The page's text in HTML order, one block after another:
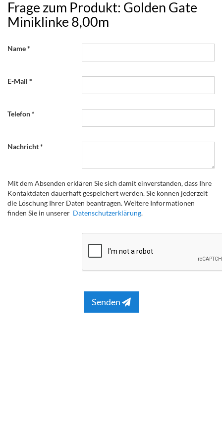
Frage zum Produkt: Golden Gate
Miniklinke 8,00m
Name
E-Mail
Telefon
Nachricht
Mit dem Absenden erklären Sie sich damit einverstanden, dass Ihre
Kontaktdaten dauerhaft gespeichert werden. Sie können jederzeit
die Löschung Ihrer Daten beantragen. Weitere Informationen
finden Sie in unserer Datenschutzerklärung.
Senden